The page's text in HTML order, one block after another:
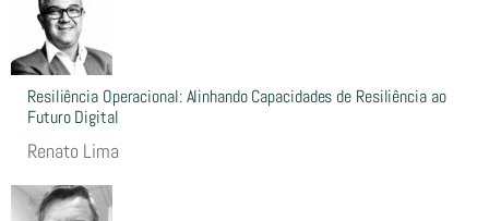
Resiliência Operacional: Alinhando Capacidades de Resiliência ao
Futuro Digital
Renato Lima